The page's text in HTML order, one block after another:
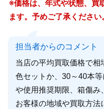
※価格は、年式や状態、買
ます。予めご了承ください
担当者からのコメント
当店の平均買取価格で
色セットか、30～40本
や使用推奨期限、箱傷み
お客様の地域や買取方法